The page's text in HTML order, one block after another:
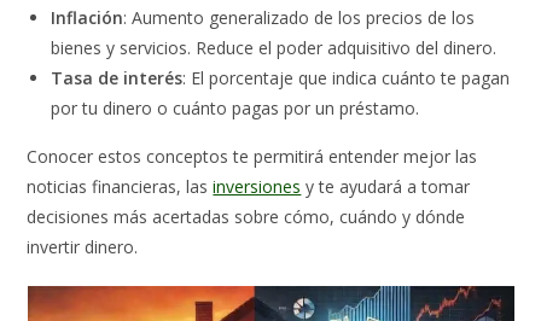
Inflación: Aumento generalizado de los precios de los
bienes y servicios. Reduce el poder adquisitivo del dinero.
Tasa de interés: El porcentaje que indica cuánto te pagan
por tu dinero o cuánto pagas por un préstamo.
Conocer estos conceptos te permitirá entender mejor las
noticias financieras, lasinversiones y te ayudará a tomar
decisiones más acertadas sobre cómo, cuándo y dónde
invertir dinero.